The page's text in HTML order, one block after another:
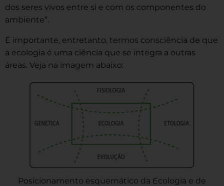
dos seres vivos entre si e com os componentes do
ambiente”.
É importante, entretanto, termos consciência de que
a ecologia é uma ciência que se integra a outras
áreas. Veja na imagem abaixo:
Posicionamento esquemático da Ecologia e de